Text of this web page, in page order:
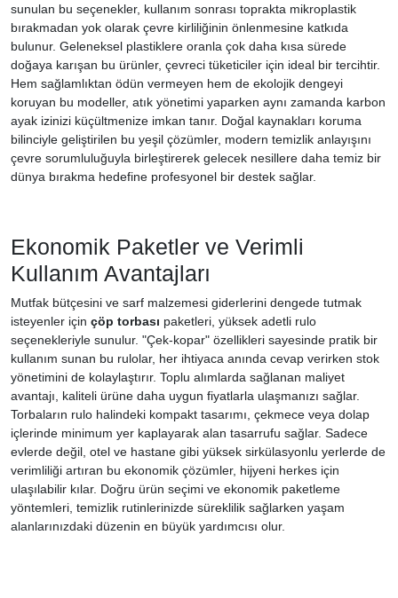
sunulan bu seçenekler, kullanım sonrası toprakta mikroplastik
bırakmadan yok olarak çevre kirliliğinin önlenmesine katkıda
bulunur. Geleneksel plastiklere oranla çok daha kısa sürede
doğaya karışan bu ürünler, çevreci tüketiciler için ideal bir tercihtir.
Hem sağlamlıktan ödün vermeyen hem de ekolojik dengeyi
koruyan bu modeller, atık yönetimi yaparken aynı zamanda karbon
ayak izinizi küçültmenize imkan tanır. Doğal kaynakları koruma
bilinciyle geliştirilen bu yeşil çözümler, modern temizlik anlayışını
çevre sorumluluğuyla birleştirerek gelecek nesillere daha temiz bir
dünya bırakma hedefine profesyonel bir destek sağlar.
Ekonomik Paketler ve Verimli
Kullanım Avantajları
Mutfak bütçesini ve sarf malzemesi giderlerini dengede tutmak
isteyenler için çöp torbası paketleri, yüksek adetli rulo
seçenekleriyle sunulur. "Çek-kopar" özellikleri sayesinde pratik bir
kullanım sunan bu rulolar, her ihtiyaca anında cevap verirken stok
yönetimini de kolaylaştırır. Toplu alımlarda sağlanan maliyet
avantajı, kaliteli ürüne daha uygun fiyatlarla ulaşmanızı sağlar.
Torbaların rulo halindeki kompakt tasarımı, çekmece veya dolap
içlerinde minimum yer kaplayarak alan tasarrufu sağlar. Sadece
evlerde değil, otel ve hastane gibi yüksek sirkülasyonlu yerlerde de
verimliliği artıran bu ekonomik çözümler, hijyeni herkes için
ulaşılabilir kılar. Doğru ürün seçimi ve ekonomik paketleme
yöntemleri, temizlik rutinlerinizde süreklilik sağlarken yaşam
alanlarınızdaki düzenin en büyük yardımcısı olur.